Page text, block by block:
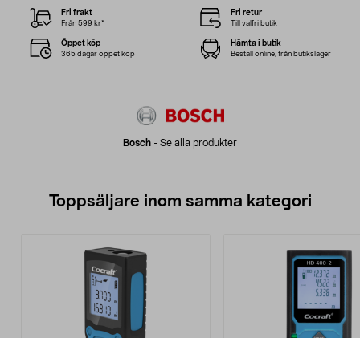
Bosch - Se alla produkter
Fri frakt
Från 599 kr*
Fri retur
Till valfri butik
Öppet köp
365 dagar öppet köp
Hämta i butik
Beställ online, från butikslager
Toppsäljare inom samma kategori